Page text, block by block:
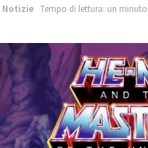
Notizie Tempo di lettura: un minuto